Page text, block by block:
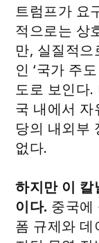
트럼프가 요
적으로는 상
만, 실질적
인 ‘국가 주
도로 보인다
국 내에서
당의 내외부
없다.
하지만 이
이다. 중국에
폼 규제와 데